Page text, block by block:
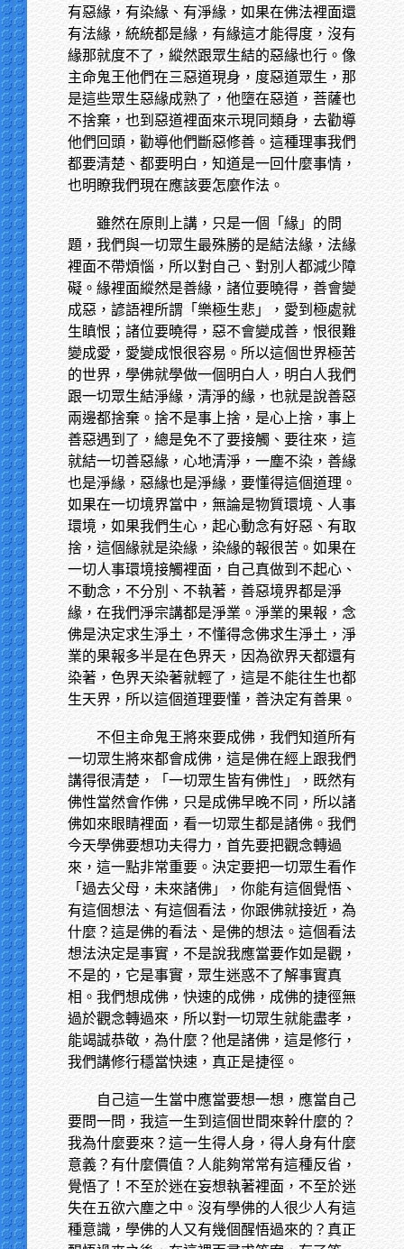
有惡緣，有染緣、有淨緣，如果在佛法裡面還
有法緣，統統都是緣，有緣這才能得度，沒有
緣那就度不了，縱然跟眾生結的惡緣也行。像
主命鬼王他們在三惡道現身，度惡道眾生，那
是這些眾生惡緣成熟了，他墮在惡道，菩薩也
不捨棄，也到惡道裡面來示現同類身，去勸導
他們回頭，勸導他們斷惡修善。這種理事我們
都要清楚、都要明白，知道是一回什麼事情，
也明瞭我們現在應該要怎麼作法。
雖然在原則上講，只是一個「緣」的問
題，我們與一切眾生最殊勝的是結法緣，法緣
裡面不帶煩惱，所以對自己、對別人都減少障
礙。緣裡面縱然是善緣，諸位要曉得，善會變
成惡，諺語裡所謂「樂極生悲」，愛到極處就
生瞋恨；諸位要曉得，惡不會變成善，恨很難
變成愛，愛變成恨很容易。所以這個世界極苦
的世界，學佛就學做一個明白人，明白人我們
跟一切眾生結淨緣，清淨的緣，也就是說善惡
兩邊都捨棄。捨不是事上捨，是心上捨，事上
善惡遇到了，總是免不了要接觸、要往來，這
就結一切善惡緣，心地清淨，一塵不染，善緣
也是淨緣，惡緣也是淨緣，要懂得這個道理。
如果在一切境界當中，無論是物質環境、人事
環境，如果我們生心，起心動念有好惡、有取
捨，這個緣就是染緣，染緣的報很苦。如果在
一切人事環境接觸裡面，自己真做到不起心、
不動念，不分別、不執著，善惡境界都是淨
緣，在我們淨宗講都是淨業。淨業的果報，念
佛是決定求生淨土，不懂得念佛求生淨土，淨
業的果報多半是在色界天，因為欲界天都還有
染著，色界天染著就輕了，這是不能往生也都
生天界，所以這個道理要懂，善決定有善果。
不但主命鬼王將來要成佛，我們知道所有
一切眾生將來都會成佛，這是佛在經上跟我們
講得很清楚，「一切眾生皆有佛性」，既然有
佛性當然會作佛，只是成佛早晚不同，所以諸
佛如來眼睛裡面，看一切眾生都是諸佛。我們
今天學佛要想功夫得力，首先要把觀念轉過
來，這一點非常重要。決定要把一切眾生看作
「過去父母，未來諸佛」，你能有這個覺悟、
有這個想法、有這個看法，你跟佛就接近，為
什麼？這是佛的看法、是佛的想法。這個看法
想法決定是事實，不是說我應當要作如是觀，
不是的，它是事實，眾生迷惑不了解事實真
相。我們想成佛，快速的成佛，成佛的捷徑無
過於觀念轉過來，所以對一切眾生就能盡孝，
能竭誠恭敬，為什麼？他是諸佛，這是修行，
我們講修行穩當快速，真正是捷徑。
自己這一生當中應當要想一想，應當自己
要問一問，我這一生到這個世間來幹什麼的？
我為什麼要來？這一生得人身，得人身有什麼
意義？有什麼價值？人能夠常常有這種反省，
覺悟了！不至於迷在妄想執著裡面，不至於迷
失在五欲六塵之中。沒有學佛的人很少人有這
種意識，學佛的人又有幾個醒悟過來的？真正